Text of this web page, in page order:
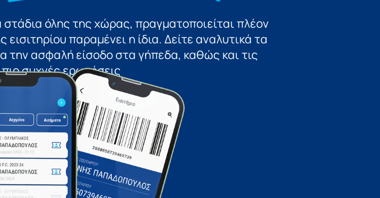
όλης της χώρας, πραγματοποιείται πλέον
παραμένει η ίδια. Δείτε αναλυτικά τα
την ασφαλή είσοδο στα γήπεδα, καθώς και τις
συχνές ερωτήσεις